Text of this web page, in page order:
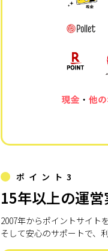
ポイント3
15年以上の運営
2007年からポイントサイト
そして安心のサポートで、